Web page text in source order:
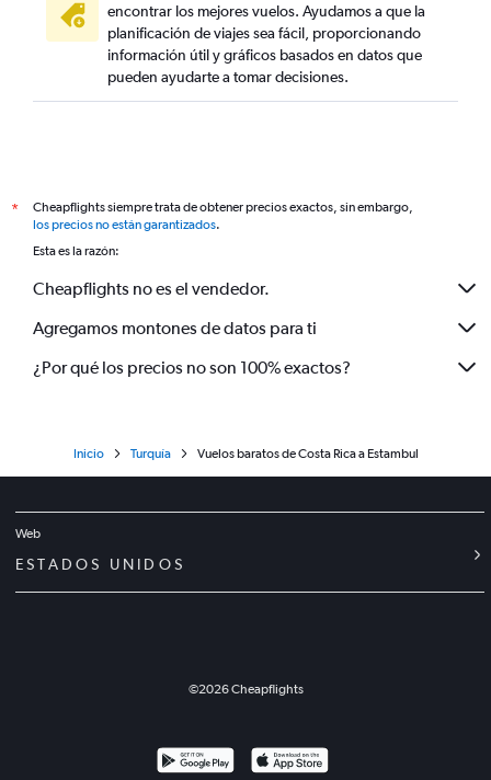
encontrar los mejores vuelos. Ayudamos a que la
planificación de viajes sea fácil, proporcionando
información útil y gráficos basados en datos que
pueden ayudarte a tomar decisiones.
*
Cheapflights siempre trata de obtener precios exactos, sin embargo,
los precios no están garantizados.
Esta es la razón:
Cheapflights no es el vendedor.
Agregamos montones de datos para ti
¿Por qué los precios no son 100% exactos?
Inicio Turquía Vuelos baratos de Costa Rica a Estambul
Web
ESTADOS UNIDOS
©2026Cheapflights